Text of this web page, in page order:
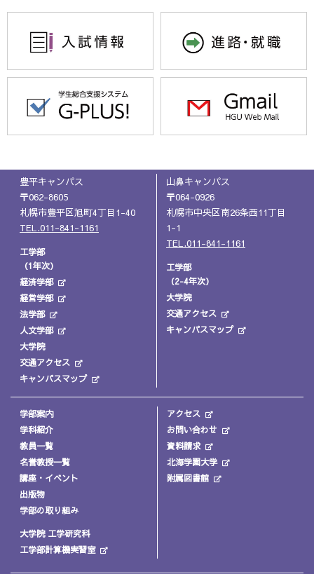
豊平キャンパス
〒062-8605
札幌市豊平区旭町4丁目1-40
TEL.011-841-1161
工学部
（1年次）
経済学部
経営学部
法学部
人文学部
大学院
交通アクセス
キャンパスマップ
山鼻キャンパス
〒064-0926
札幌市中央区南26条西11丁目
1-1
TEL.011-841-1161
工学部
（2-4年次）
大学院
交通アクセス
キャンパスマップ
学部案内
学科紹介
教員一覧
名誉教授一覧
講座・イベント
出版物
学部の取り組み
大学院 工学研究科
工学部計算機実習室
アクセス
お問い合わせ
資料請求
北海学園大学
附属図書館